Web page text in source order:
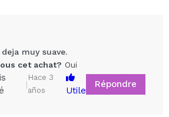
muy suave.
cet achat? Oui
|
Hace 3
años
Utile
Répondre